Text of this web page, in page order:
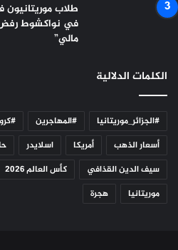
طلاب
في نواكشوط رفض
مالي”
الكلمات الدلالية
#الجزائر_موريتانيا #المهاجرين #كرو
أسعار الذهب
أمريكا اسلايدر
سيف الدين القذافي
كأس العالم 2026
موريتانيا
هجرة